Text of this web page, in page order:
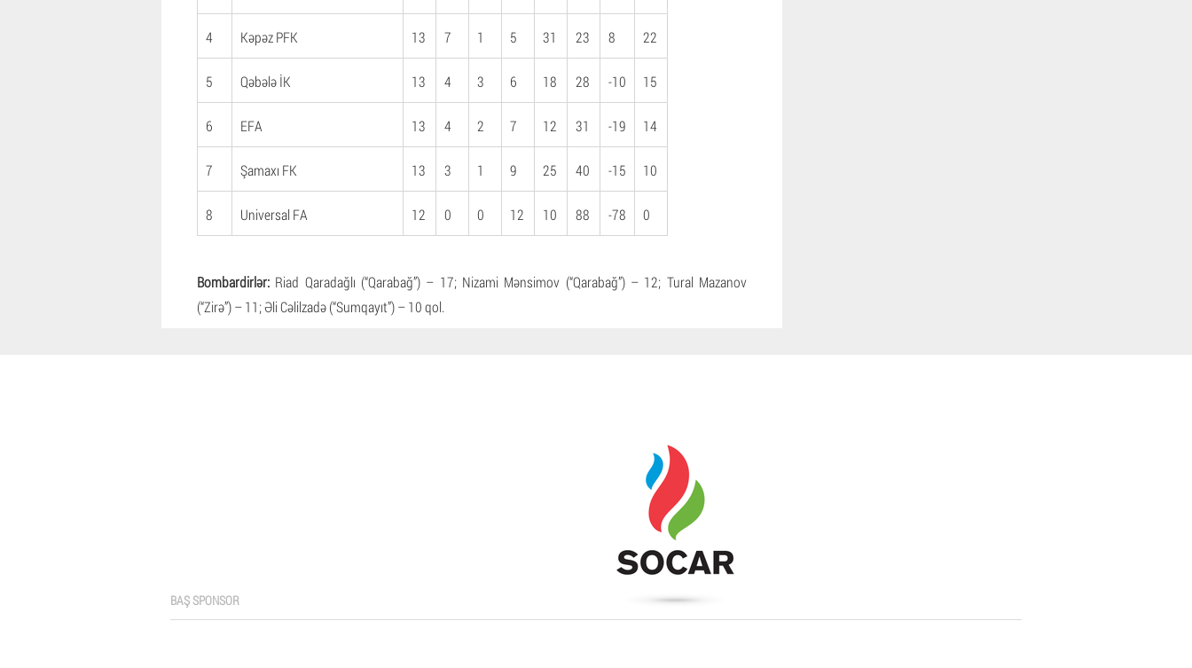
4 Kəpəz PFK 13 7 1 5 31 23 8 22
5 Qəbələ İK 13 4 3 6 18 28 -10 15
6 EFA 13 4 2 7 12 31 -19 14
7 Şamaxı FK 13 3 1 9 25 40 -15 10
8 Universal FA 12 0 0 12 10 88 -78 0
Bombardirlər: Riad Qaradağlı (“Qarabağ”) – 17; Nizami Mənsimov (“Qarabağ”) – 12; Tural Mazanov
(“Zirə”) – 11; Əli Cəlilzadə (“Sumqayıt”) – 10 qol.
BAŞ SPONSOR